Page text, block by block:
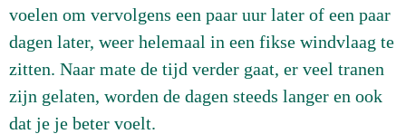
voelen om vervolgens een paar uur later of een paar
dagen later, weer helemaal in een fikse windvlaag te
zitten. Naar mate de tijd verder gaat, er veel tranen
zijn gelaten, worden de dagen steeds langer en ook
dat je je beter voelt.